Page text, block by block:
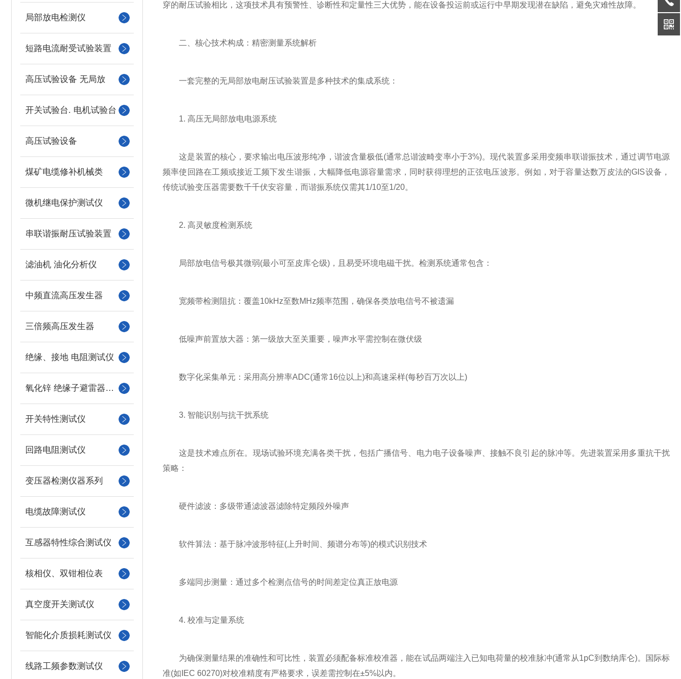
局部放电检测仪
短路电流耐受试验装置
高压试验设备 无局放
开关试验台. 电机试验台
高压试验设备
煤矿电缆修补机械类
微机继电保护测试仪
串联谐振耐压试验装置
滤油机 油化分析仪
中频直流高压发生器
三倍频高压发生器
绝缘、接地 电阻测试仪
氧化锌 绝缘子避雷器测试
开关特性测试仪
回路电阻测试仪
变压器检测仪器系列
电缆故障测试仪
互感器特性综合测试仪
核相仪、双钳相位表
真空度开关测试仪
智能化介质损耗测试仪
线路工频参数测试仪
穿的耐压试验相比，这项技术具有预警性、诊断性和定量性三大优势，能在设备投运前或运行中早期发现潜在缺陷，避免灾难性故障。
二、核心技术构成：精密测量系统解析
一套完整的无局部放电耐压试验装置是多种技术的集成系统：
1. 高压无局部放电电源系统
这是装置的核心，要求输出电压波形纯净，谐波含量极低(通常总谐波畸变率小于3%)。现代装置多采用变频串联谐振技术，通过调节电源
频率使回路在工频或接近工频下发生谐振，大幅降低电源容量需求，同时获得理想的正弦电压波形。例如，对于容量达数万皮法的GIS设备，
传统试验变压器需要数千千伏安容量，而谐振系统仅需其1/10至1/20。
2. 高灵敏度检测系统
局部放电信号极其微弱(最小可至皮库仑级)，且易受环境电磁干扰。检测系统通常包含：
宽频带检测阻抗：覆盖10kHz至数MHz频率范围，确保各类放电信号不被遗漏
低噪声前置放大器：第一级放大至关重要，噪声水平需控制在微伏级
数字化采集单元：采用高分辨率ADC(通常16位以上)和高速采样(每秒百万次以上)
3. 智能识别与抗干扰系统
这是技术难点所在。现场试验环境充满各类干扰，包括广播信号、电力电子设备噪声、接触不良引起的脉冲等。先进装置采用多重抗干扰
策略：
硬件滤波：多级带通滤波器滤除特定频段外噪声
软件算法：基于脉冲波形特征(上升时间、频谱分布等)的模式识别技术
多端同步测量：通过多个检测点信号的时间差定位真正放电源
4. 校准与定量系统
为确保测量结果的准确性和可比性，装置必须配备标准校准器，能在试品两端注入已知电荷量的校准脉冲(通常从1pC到数纳库仑)。国际标
准(如IEC 60270)对校准精度有严格要求，误差需控制在±5%以内。